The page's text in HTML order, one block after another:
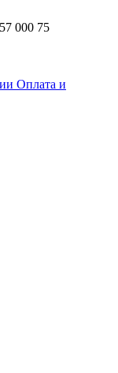
000 75
Оплата и